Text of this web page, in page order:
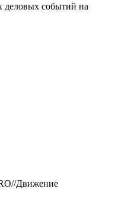
событий на
Движение